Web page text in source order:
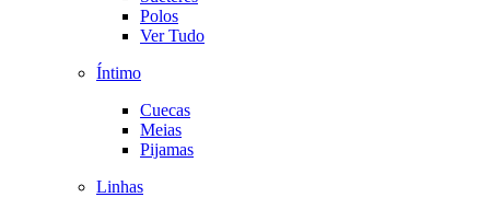
Polos
Ver Tudo
Íntimo
Cuecas
Meias
Pijamas
Linhas